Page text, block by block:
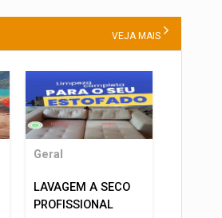
VEJA MAIS
Geral
LAVAGEM A SECO
PROFISSIONAL